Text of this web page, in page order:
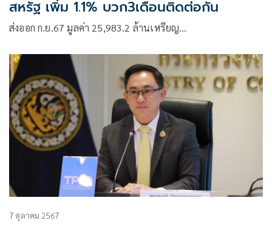
สหรัฐ เพิ่ม 1.1% บวก3เดือนติดต่อกัน
ส่งออก ก.ย.67 มูลค่า 25,983.2 ล้านเหรียญ…
7 ตุลาคม 2567